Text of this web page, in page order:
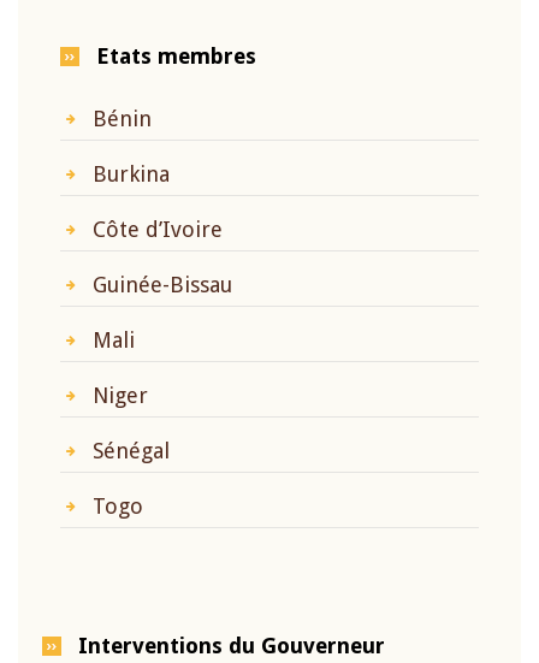
Etats membres
Bénin
Burkina
Côte d’Ivoire
Guinée-Bissau
Mali
Niger
Sénégal
Togo
Interventions du Gouverneur